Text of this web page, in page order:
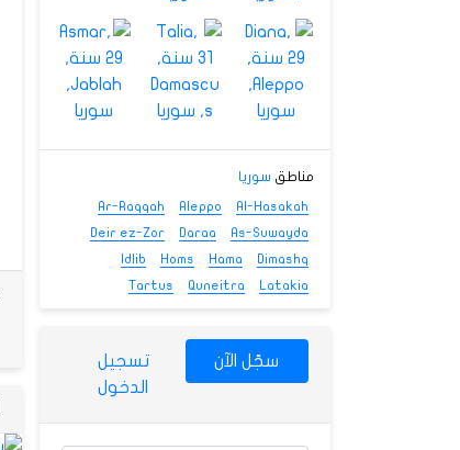
مناطق سوريا
Al-Hasakah
Aleppo
Ar-Raqqah
As-Suwayda
Daraa
Deir ez-Zor
Dimashq
Hama
Homs
Idlib
Latakia
Quneitra
Tartus
سجّل الآن
تسجيل
الدخول